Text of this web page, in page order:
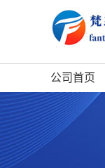
公司首页